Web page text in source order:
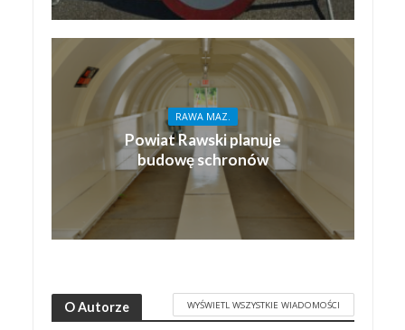
RAWA MAZ.
Powiat Rawski planuje
budowę schronów
O Autorze WYŚWIETL WSZYSTKIE WIADOMOŚCI